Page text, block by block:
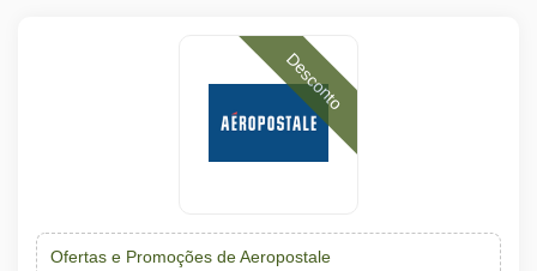
Desconto
Ofertas e Promoções de Aeropostale